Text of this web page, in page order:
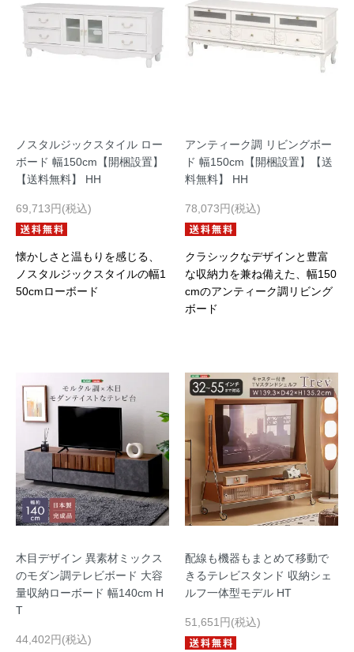
ノスタルジックスタイル ロー
ボード 幅150cm【開梱設置】
【送料無料】 HH
69,713円(税込)
懐かしさと温もりを感じる、
ノスタルジックスタイルの幅1
50cmローボード
アンティーク調 リビングボー
ド 幅150cm【開梱設置】【送
料無料】 HH
78,073円(税込)
クラシックなデザインと豊富
な収納力を兼ね備えた、幅150
cmのアンティーク調リビング
ボード
木目デザイン 異素材ミックス
のモダン調テレビボード 大容
量収納ローボード 幅140cm H
T
44,402円(税込)
配線も機器もまとめて移動で
きるテレビスタンド 収納シェ
ルフ一体型モデル HT
51,651円(税込)